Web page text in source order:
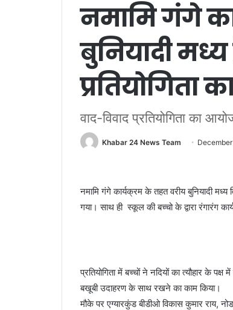
नमामि गंगे
बुनियादी
प्रतियोगिता
वाद-विवाद प्रतियोगिता का
Khabar 24 News Team
नमामि गंगे कार्यक्रम के तहत वरीय बुनियादी मध्य
गया। साथ ही स्कूल की बच्चो के द्वारा रंगारंग
प्रतियोगिता में बच्चों ने नदियों का त्यौहार के
बखूबी उदाहरण के साथ रखने का काम किया।
मौके पर एग्यारकुंड बीडीओ विकास कुमार राय,